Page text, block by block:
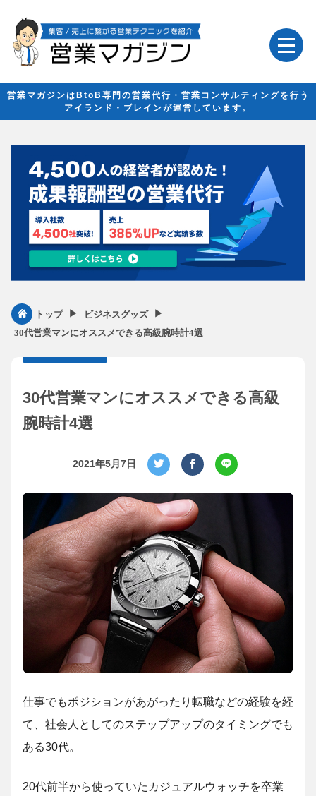
営業マガジンはBtoB専門の営業代行・営業コンサルティングを行う
アイランド・ブレインが運営しています。
トップ ▶︎ ビジネスグッズ ▶︎
30代営業マンにオススメできる高級腕時計4選
30代営業マンにオススメできる高級
腕時計4選
2021年5月7日
仕事でもポジションがあがったり転職などの経験を経
て、社会人としてのステップアップのタイミングでも
ある30代。
20代前半から使っていたカジュアルウォッチを卒業